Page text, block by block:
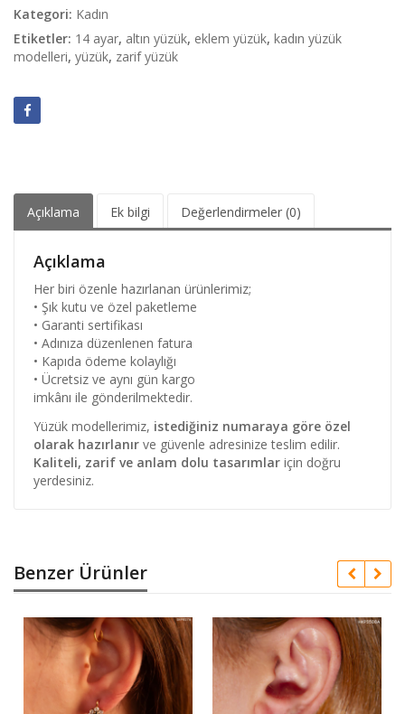
Kategori: Kadın
Etiketler: 14 ayar, altın yüzük, eklem yüzük, kadın yüzük
modelleri, yüzük, zarif yüzük
Açıklama Ek bilgi Değerlendirmeler (0)
Açıklama
Her biri özenle hazırlanan ürünlerimiz;
• Şık kutu ve özel paketleme
• Garanti sertifikası
• Adınıza düzenlenen fatura
• Kapıda ödeme kolaylığı
• Ücretsiz ve aynı gün kargo
imkânı ile gönderilmektedir.
Yüzük modellerimiz, istediğiniz numaraya göre özel
olarak hazırlanır ve güvenle adresinize teslim edilir.
Kaliteli, zarif ve anlam dolu tasarımlar için doğru
yerdesiniz.
Benzer Ürünler